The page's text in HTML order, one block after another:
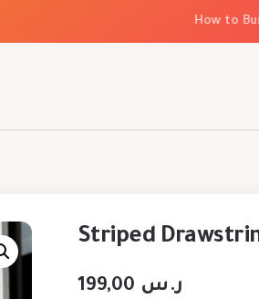
How to Build
Striped
ر.س